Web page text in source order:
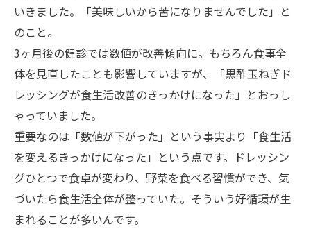
いきました。「美味しいから苦になりませんでした」と
のこと。
3ヶ月後の健診では数値が改善傾向に。もちろん食事全
体を見直したことも影響していますが、「黒酢玉ねぎド
レッシングが食生活改善のきっかけになった」とおっし
ゃっていました。
重要なのは「数値が下がった」という事実より「食生活
を変えるきっかけになった」という点です。ドレッシン
グひとつで食卓が変わり、野菜を食べる習慣ができ、気
づいたら食生活全体が整っていた。そういう好循環が生
まれることが多いんです。